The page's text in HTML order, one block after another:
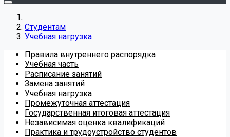
Студентам
Учебная нагрузка
Правила внутреннего распорядка
Учебная часть
Расписание занятий
Замена занятий
Учебная нагрузка
Промежуточная аттестация
Государственная итоговая аттестация
Независимая оценка квалификаций
Практика и трудоустройство студентов